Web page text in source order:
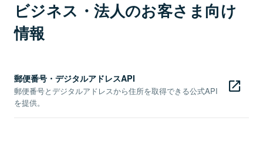
ビジネス・法人のお客さま向け
情報
郵便番号・デジタルアドレスAPI
郵便番号とデジタルアドレスから住所を取得できる公式API
を提供。